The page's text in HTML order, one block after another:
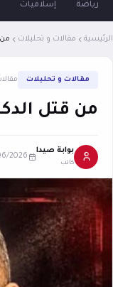
رياضة إسلاميات
الرئيسية مقالات و تحليلات
مقالات و تحليلات
من قتل
بوابة صيدا
كاتب
24/06/2026